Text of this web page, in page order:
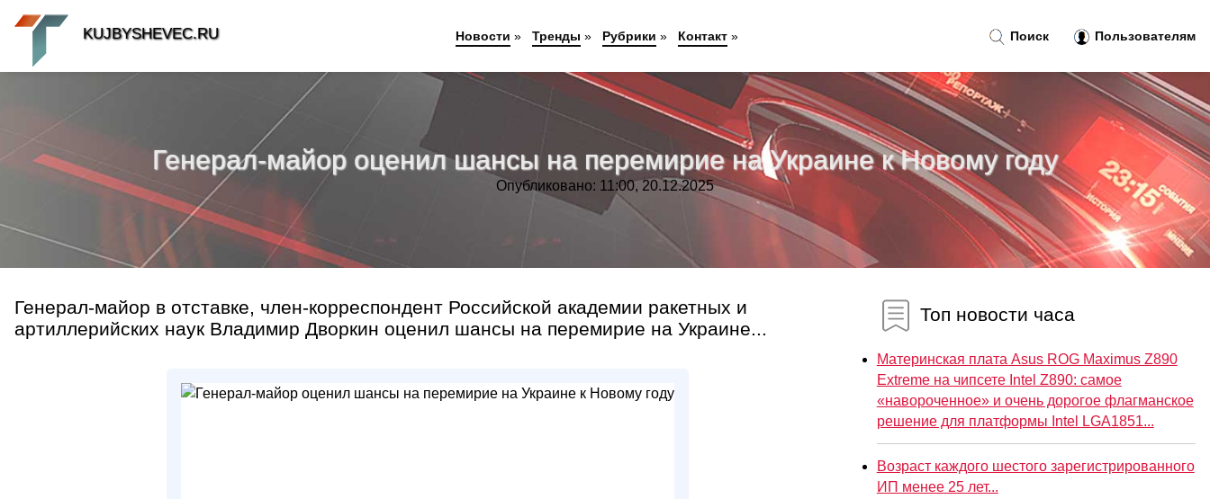
Генерал-майор оценил шансы на перемирие на Украине к Новому году
Опубликовано: 11:00, 20.12.2025
Генерал-майор в отставке, член-корреспондент Российской академии ракетных и
артиллерийских наук Владимир Дворкин оценил шансы на перемирие на Украине...
Топ новости часа
Материнская плата Asus ROG Maximus Z890
Extreme на чипсете Intel Z890: самое
«навороченное» и очень дорогое флагманское
решение для платформы Intel LGA1851...
Возраст каждого шестого зарегистрированного
ИП менее 25 лет...
Поиск Пользователям
KUJBYSHEVEC.RU Новости » Тренды » Рубрики » Контакт»